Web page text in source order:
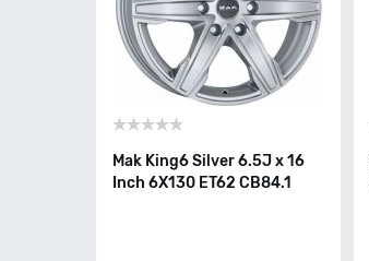
Mak King6 Silver 6.5J x 16
Inch 6X130 ET62 CB84.1